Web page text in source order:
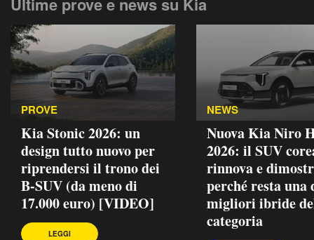
PROVE
Kia Stonic 2026: un
design tutto nuovo per
riprendersi il trono dei
B-SUV (da meno di
17.000 euro) [VIDEO]
LEGGI
NEWS
Nuova Kia Niro
2026: il SUV
rinnova e
perché resta una
migliori ibride
categoria